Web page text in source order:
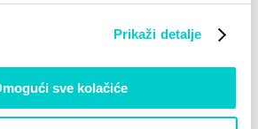
Prikaži detalje
sve kolačiće
smještaja
Kamp - mobilne kućice